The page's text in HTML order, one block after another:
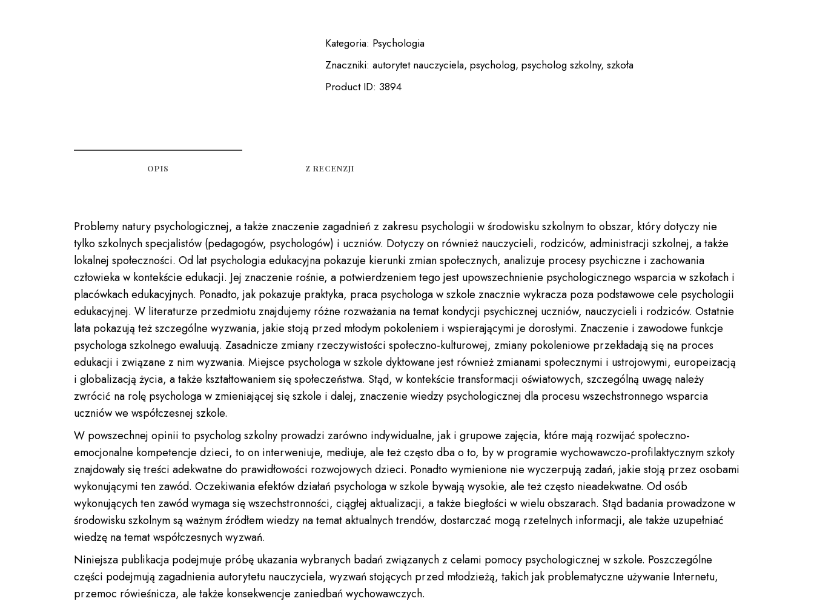
Kategoria: Psychologia
Znaczniki:autorytet nauczyciela,psycholog,psycholog szkolny,szkoła
Product ID:3894
OPIS Z RECENZJI
Problemy natury psychologicznej, a także znaczenie zagadnień z zakresu psychologii w środowisku szkolnym to obszar, który dotyczy nie
tylko szkolnych specjalistów (pedagogów, psychologów) i uczniów. Dotyczy on również nauczycieli, rodziców, administracji szkolnej, a także
lokalnej społeczności. Od lat psychologia edukacyjna pokazuje kierunki zmian społecznych, analizuje procesy psychiczne i zachowania
człowieka w kontekście edukacji. Jej znaczenie rośnie, a potwierdzeniem tego jest upowszechnienie psychologicznego wsparcia w szkołach i
placówkach edukacyjnych. Ponadto, jak pokazuje praktyka, praca psychologa w szkole znacznie wykracza poza podstawowe cele psychologii
edukacyjnej. W literaturze przedmiotu znajdujemy różne rozważania na temat kondycji psychicznej uczniów, nauczycieli i rodziców. Ostatnie
lata pokazują też szczególne wyzwania, jakie stoją przed młodym pokoleniem i wspierającymi je dorosłymi. Znaczenie i zawodowe funkcje
psychologa szkolnego ewaluują. Zasadnicze zmiany rzeczywistości społeczno-kulturowej, zmiany pokoleniowe przekładają się na proces
edukacji i związane z nim wyzwania. Miejsce psychologa w szkole dyktowane jest również zmianami społecznymi i ustrojowymi, europeizacją
i globalizacją życia, a także kształtowaniem się społeczeństwa. Stąd, w kontekście transformacji oświatowych, szczególną uwagę należy
zwrócić na rolę psychologa w zmieniającej się szkole i dalej, znaczenie wiedzy psychologicznej dla procesu wszechstronnego wsparcia
uczniów we współczesnej szkole.
W powszechnej opinii to psycholog szkolny prowadzi zarówno indywidualne, jak i grupowe zajęcia, które mają rozwijać społeczno-
emocjonalne kompetencje dzieci, to on interweniuje, mediuje, ale też często dba o to, by w programie wychowawczo-profilaktycznym szkoły
znajdowały się treści adekwatne do prawidłowości rozwojowych dzieci. Ponadto wymienione nie wyczerpują zadań, jakie stoją przez osobami
wykonującymi ten zawód. Oczekiwania efektów działań psychologa w szkole bywają wysokie, ale też często nieadekwatne. Od osób
wykonujących ten zawód wymaga się wszechstronności, ciągłej aktualizacji, a także biegłości w wielu obszarach. Stąd badania prowadzone w
środowisku szkolnym są ważnym źródłem wiedzy na temat aktualnych trendów, dostarczać mogą rzetelnych informacji, ale także uzupełniać
wiedzę na temat współczesnych wyzwań.
Niniejsza publikacja podejmuje próbę ukazania wybranych badań związanych z celami pomocy psychologicznej w szkole. Poszczególne
części podejmują zagadnienia autorytetu nauczyciela, wyzwań stojących przed młodzieżą, takich jak problematyczne używanie Internetu,
przemoc rówieśnicza, ale także konsekwencje zaniedbań wychowawczych.